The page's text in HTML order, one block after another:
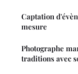
Captation
mesure
Photographe
traditions avec